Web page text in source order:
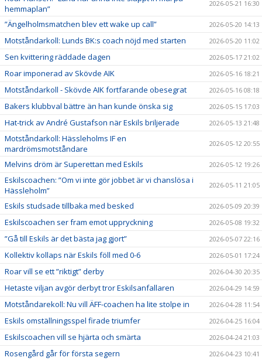
hemmaplan”
2026-05-21 16:30
”Ängelholmsmatchen blev ett wake up call” 2026-05-20 14:13
Motståndarkoll: Lunds BK:s coach nöjd med starten 2026-05-20 11:02
Sen kvittering räddade dagen 2026-05-17 21:02
Roar imponerad av Skövde AIK 2026-05-16 18:21
Motståndarkoll - Skövde AIK fortfarande obesegrat 2026-05-16 08:18
Bakers klubbval bättre än han kunde önska sig 2026-05-15 17:03
Hat-trick av André Gustafson när Eskils briljerade 2026-05-13 21:48
Motståndarkoll: Hässleholms IF en
mardrömsmotståndare
2026-05-12 20:55
Melvins dröm är Superettan med Eskils 2026-05-12 19:26
Eskilscoachen: ”Om vi inte gör jobbet är vi chanslösa i
Hässleholm”
2026-05-11 21:05
Eskils studsade tillbaka med besked 2026-05-09 20:39
Eskilscoachen ser fram emot uppryckning 2026-05-08 19:32
”Gå till Eskils är det bästa jag gjort” 2026-05-07 22:16
Kollektiv kollaps när Eskils föll med 0-6 2026-05-01 17:24
Roar vill se ett ”riktigt” derby 2026-04-30 20:35
Hetaste viljan avgör derbyt tror Eskilsanfallaren 2026-04-29 14:59
Motståndarekoll: Nu vill ÄFF-coachen ha lite stolpe in 2026-04-28 11:54
Eskils omställningsspel firade triumfer 2026-04-25 16:04
Eskilscoachen vill se hjärta och smärta 2026-04-24 21:03
Rosengård går för första segern 2026-04-23 10:41